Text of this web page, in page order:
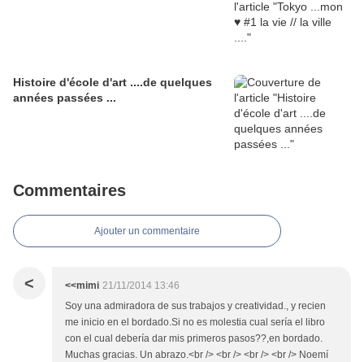
Histoire d'école d'art ....de quelques
années passées ...
Commentaires
Ajouter un commentaire
< <<mimi 21/11/2014 13:46
Soy una admiradora de sus trabajos y creatividad., y recien
me inicio en el bordado.Si no es molestia cual sería el libro
con el cual debería dar mis primeros pasos??,en bordado.
Muchas gracias. Un abrazo.<br /> <br /> <br /> <br /> Noemí